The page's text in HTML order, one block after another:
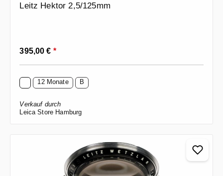
Leitz Hektor 2,5/125mm
Regulärer Preis:
395,00 € *
12 Monate B
Verkauf durch
Leica Store Hamburg